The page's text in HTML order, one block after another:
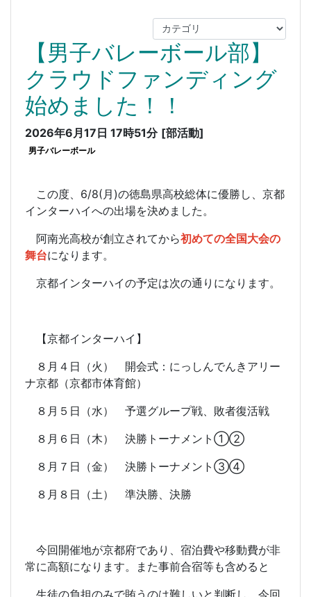
【男子バレーボール部】
クラウドファンディング
始めました！！
2026年6月17日 17時51分 [部活動]
男子バレーボール
この度、6/8(月)の徳島県高校総体に優勝し、京都
インターハイへの出場を決めました。
阿南光高校が創立されてから初めての全国大会の
舞台になります。
京都インターハイの予定は次の通りになります。
【京都インターハイ】
８月４日（火） 開会式：にっしんでんきアリー
ナ京都（京都市体育館）
８月５日（水） 予選グループ戦、敗者復活戦
８月６日（木） 決勝トーナメント①②
８月７日（金） 決勝トーナメント③④
８月８日（土） 準決勝、決勝
今回開催地が京都府であり、宿泊費や移動費が非
常に高額になります。また事前合宿等も含めると